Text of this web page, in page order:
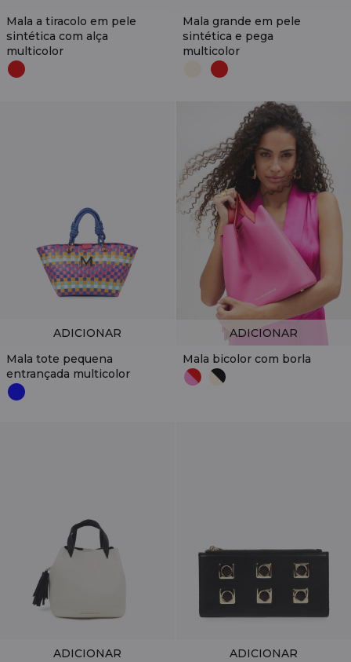
Mala a tiracolo em pele
sintética com alça
multicolor
Mala grande em pele
sintética e pega
multicolor
Mala tote pequena
entrançada multicolor
ADICIONAR
Mala bicolor com borla
ADICIONAR
ADICIONAR
ADICIONAR